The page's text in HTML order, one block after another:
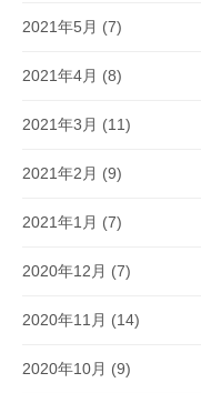
2021年5月 (7)
2021年4月 (8)
2021年3月 (11)
2021年2月 (9)
2021年1月 (7)
2020年12月 (7)
2020年11月 (14)
2020年10月 (9)